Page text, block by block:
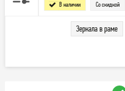
В наличии Со скидкой
Зеркала в раме